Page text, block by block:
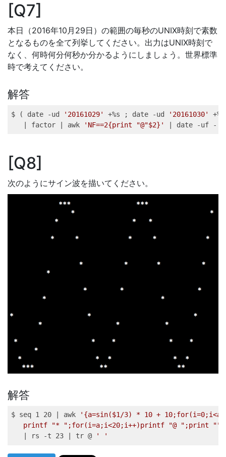
Q7
本日（2016年10月29日）の範囲の毎秒のUNIX時刻で素数
となるものを全て列挙してください。出力はUNIX時刻で
なく、何時何分何秒か分かるようにしましょう。世界標準
時で考えてください。
解答
$ ( date -ud '20161029' +%s ; date -ud '20161030'
|
factor | awk 'NF==2{print "@"$2}' | date -uf -
Q8
次のようにサイン波を描いてください。
解答
$ seq 1 20 awk
'{a=sin($1/3) * 10 +
printf "* ";for(i=a;i<20;i++)printf "@ ";print
rs -t 23 tr @ ' '